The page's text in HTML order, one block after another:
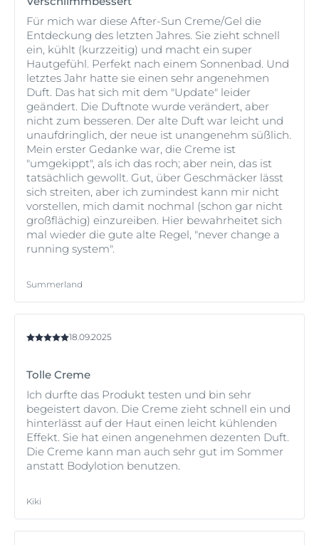
Ihnen den Schutz bietet, den Sie benötigen.
Vor der Sonneneinstrahlung großzügig auftragen
und häufig wieder auftragen – besonders nach
dem Schwimmen, Schwitzen oder Abtrocknen –,
um den ursprünglichen Schutz zu erhalten.
Achten Sie darauf, dass Sie keine Bereiche
vergessen, die ungeschützt sind.
Denken Sie daran, dass die Reduzierung der
Menge, die Sie verwenden, das Schutzniveau
erheblich senken wird.
Nicht zu lange in der Sonne bleiben, auch wenn Sie
ein Sonnenschutzmittel verwenden – denken Sie
daran, dass Hautschäden schon lange vor dem
Sonnenbrand auftreten können.
Übermäßige Sonnenbestrahlung stellt eine
Halten Sie Babys und Kleinkinder von direktem
Sonnenlicht fern.
Sonne in derWirkung der Sonne auf die Haut
sicher sind, wie Ihre Haut auf die Sonne reagieren wird
oder welches Schutzniveau Sie verwenden sollten,
fragen Sie einen Dermatologen um Rat.
Für mich war diese After-Sun Creme/Gel die
Entdeckung des letzten Jahres. Sie zieht schnell
ein, kühlt (kurzzeitig) und macht ein super
Hautgefühl. Perfekt nach einem Sonnenbad. Und
letztes Jahr hatte sie einen sehr angenehmen
Duft. Das hat sich mit dem "Update" leider
geändert. Die Duftnote wurde verändert, aber
nicht zum besseren. Der alte Duft war leicht und
unaufdringlich, der neue ist unangenehm süßlich.
Mein erster Gedanke war, die Creme ist
"umgekippt", als ich das roch; aber nein, das ist
tatsächlich gewollt. Gut, über Geschmäcker lässt
sich streiten, aber ich zumindest kann mir nicht
vorstellen, mich damit nochmal (schon gar nicht
großflächig) einzureiben. Hier bewahrheitet sich
mal wieder die gute alte Regel, "never change a
running system".
Summerland
18.09.2025
Tolle Creme
Ich durfte das Produkt testen und bin sehr
begeistert davon. Die Creme zieht schnell ein und
hinterlässt auf der Haut einen leicht kühlenden
Effekt. Sie hat einen angenehmen dezenten Duft.
Die Creme kann man auch sehr gut im Sommer
anstatt Bodylotion benutzen.
Kiki